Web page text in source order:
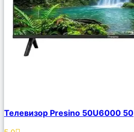
Описание
Избранное
Телевизор Presino 50U6000 50